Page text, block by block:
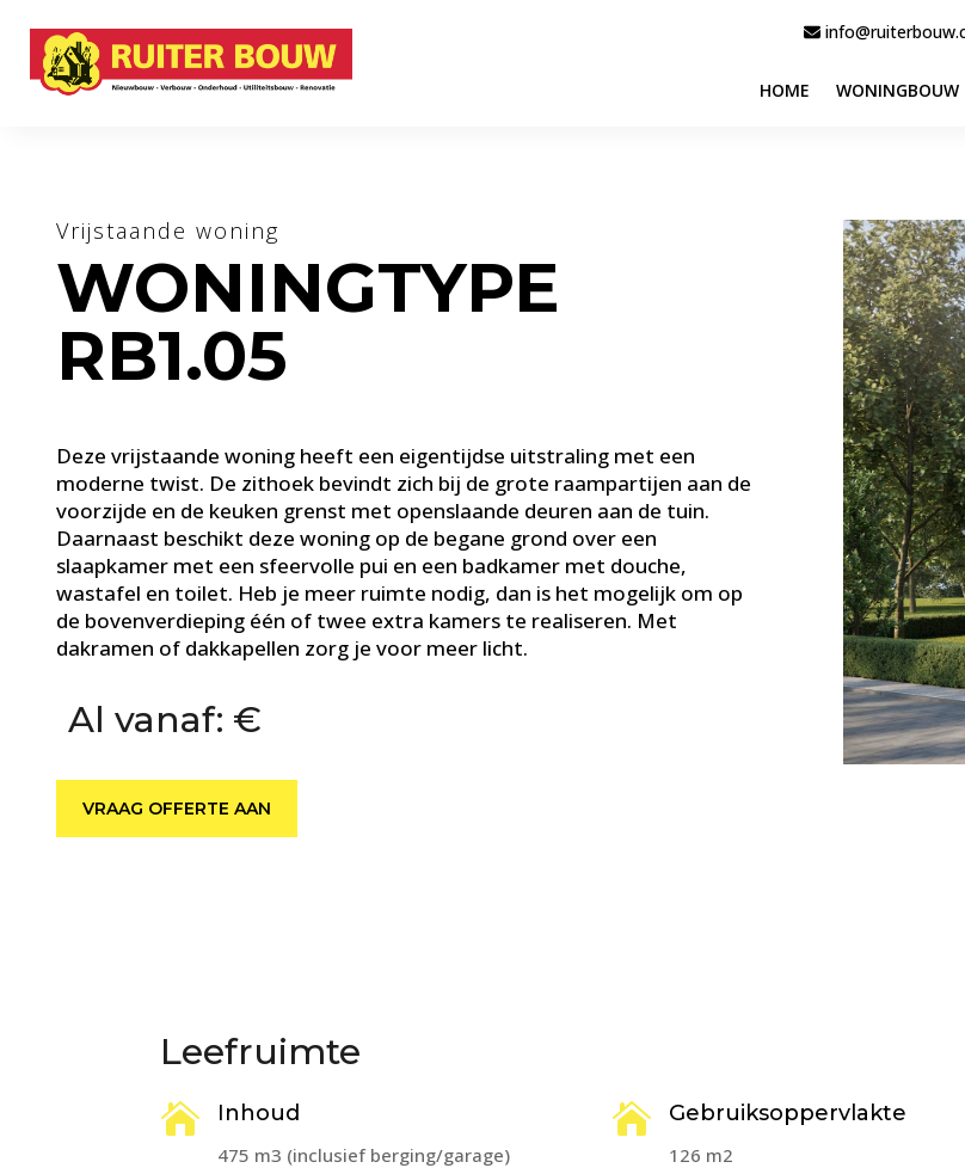
HOME WONINGBOUW
Vrijstaande woning
WONINGTYPE
RB1.05
Deze vrijstaande woning heeft een eigentijdse uitstraling met een
moderne twist. De zithoek bevindt zich bij de grote raampartijen aan de
voorzijde en de keuken grenst met openslaande deuren aan de tuin.
Daarnaast beschikt deze woning op de begane grond over een
slaapkamer met een sfeervolle pui en een badkamer met douche,
wastafel en toilet. Heb je meer ruimte nodig, dan is het mogelijk om op
de bovenverdieping één of twee extra kamers te realiseren. Met
dakramen of dakkapellen zorg je voor meer licht.
Al vanaf: €
VRAAG OFFERTE AAN
Leefruimte
 Inhoud
475 m3 (inclusief berging/garage)
 Gebruiksoppervlakte
126 m2